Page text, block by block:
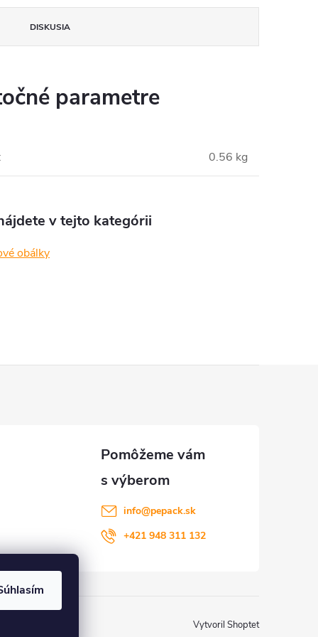
DISKUSIA
parametre
0.56 kg
v tejto kategórii
obálky
info@pepack.sk
+421 948 311 132
Vytvoril Shoptet